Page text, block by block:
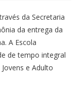
da Secretaria
da entrega da
A Escola
de tempo integral
e Adulto